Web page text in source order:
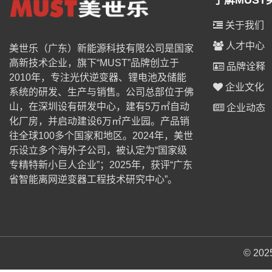
美世乐（广东）新能源科技有限公司是国家
高新技术企业，旗下“MUST”品牌创立于
2010年，专注光伏逆变器、锂电池及储能
系统的研发、生产与销售。公司总部位于佛
山，在深圳设有研发中心，建有5万㎡自动
化厂房，并启动建设6万㎡产业园。产品销
往全球100多个国家和地区。2024年，美世
乐设立多个海外子公司，被认定为“国家级
专精特新小巨人企业”；2025年，获评“广东
省智能离网逆变器工程技术研究中心”。
关于我们
人才中心
品牌诠释
企业文化
企业动态
©